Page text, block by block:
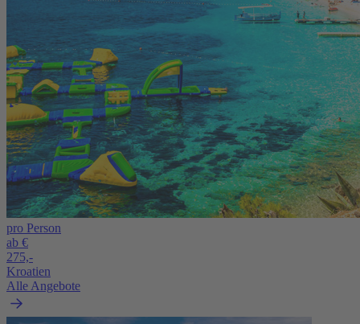
pro Person
ab €
275,-
Kroatien
Alle Angebote